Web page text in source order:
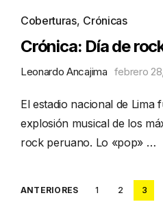
Coberturas, Crónicas
Crónica: Día de
Leonardo Ancajima febrero 28,
El estadio nacional de Lima
explosión musical de los
rock peruano. Lo «pop» …
Posts
ANTERIORES 1 2 3